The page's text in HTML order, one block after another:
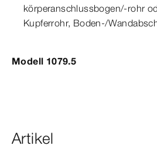
körperanschlussbogen/-rohr
Kupferrohr, Boden-/
Modell 1079.5
Artikel